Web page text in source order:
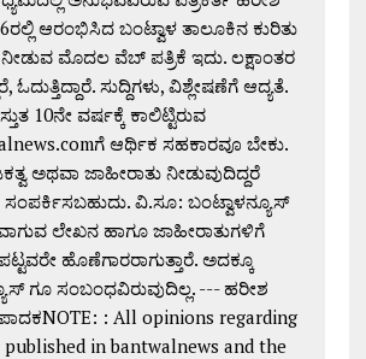
ಆರಂಭಿಸಿದ ಬಂಟ್ವಾಳ ತಾಲೂಕಿನ ಕುರಿತು
ನೀಡುವ ಮೊದಲ ವೆಬ್ ಪತ್ರಿಕೆ ಇದು. ಲಕ್ಷಾಂತರ
ಸುದ್ದಿಗಳು, ವಿಶ್ಲೇಷಣೆಗೆ ಆದ್ಯತೆ.
10ನೇ ವರ್ಷಕ್ಕೆ ಕಾಲಿಟ್ಟಿರುವ
ಆರ್ಥಿಕ ಸಹಕಾರವೂ ಬೇಕು.
ಅಥವಾ ಜಾಹೀರಾತು ನೀಡುವುದಿದ್ದರೆ
ಸಂಪರ್ಕಿಸಬಹುದು. ವಿ.ಸೂ: ಬಂಟ್ವಾಳನ್ಯೂಸ್
ಲೇಖನ ಹಾಗೂ ಜಾಹೀರಾತುಗಳಿಗೆ
ಹೊಣೆಗಾರರಾಗುತ್ತಾರೆ. ಅದಕ್ಕೂ
ಗೂ ಸಂಬಂಧವಿರುವುದಿಲ್ಲ. --- ಹರೀಶ
: All opinions regarding
in bantwalnews and the